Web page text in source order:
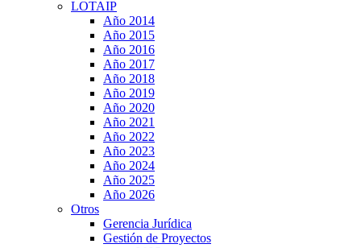
LOTAIP
Año 2014
Año 2015
Año 2016
Año 2017
Año 2018
Año 2019
Año 2020
Año 2021
Año 2022
Año 2023
Año 2024
Año 2025
Año 2026
Otros
Gerencia Jurídica
Gestión de Proyectos